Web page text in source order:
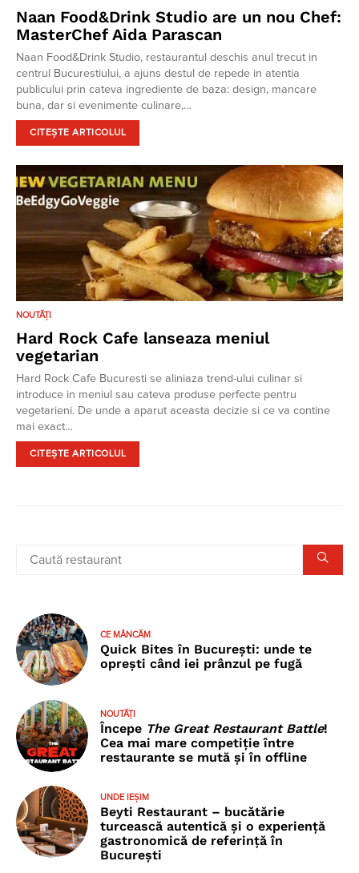
Naan Food&Drink Studio are un nou Chef:
MasterChef Aida Parascan
Naan Food&Drink Studio, restaurantul deschis anul trecut in
centrul Bucurestiului, a ajuns destul de repede in atentia
publicului prin cateva ingrediente de baza: design, mancare
buna, dar si evenimente culinare,…
CITEȘTE ARTICOLUL
NOUTĂȚI
Hard Rock Cafe lanseaza meniul
vegetarian
Hard Rock Cafe Bucuresti se aliniaza trend-ului culinar si
introduce in meniul sau cateva produse perfecte pentru
vegetarieni. De unde a aparut aceasta decizie si ce va contine
mai exact…
CITEȘTE ARTICOLUL
CE MÂNCĂM
Quick Bites în București: unde te
oprești când iei prânzul pe fugă
NOUTĂȚI
Începe The Great Restaurant Battle!
Cea mai mare competiție între
restaurante se mută și în offline
UNDE IEȘIM
Beyti Restaurant – bucătărie
turcească autentică și o experiență
gastronomică de referință în
București